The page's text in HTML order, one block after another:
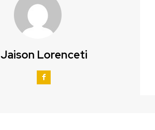
Jaison Lorenceti